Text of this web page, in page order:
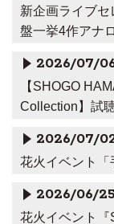
新企画ライブ
盤一挙4作アナ
2026/07/
【SHOGO
Collection】試
2026/07/
花火イベント
2026/06/25
花火イベント『